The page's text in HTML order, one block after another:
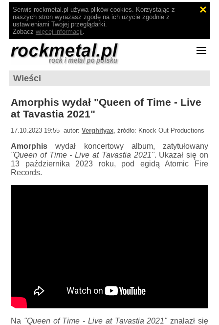
Serwis rockmetal.pl używa plików cookies. Korzystając z
naszych stron wyrażasz zgodę na ich użycie zgodnie z
ustawieniami Twojej przeglądarki.
Zobacz więcej informacji.
Wieści
Amorphis wydał "Queen of Time - Live
at Tavastia 2021"
17.10.2023 19:55 autor:Verghityax, źródło: Knock Out Productions
Amorphis wydał koncertowy album, zatytułowany
"Queen of Time - Live at Tavastia 2021". Ukazał się on
13 października 2023 roku, pod egidą Atomic Fire
Records.
Na "Queen of Time - Live at Tavastia 2021"znalazł się